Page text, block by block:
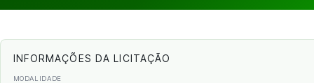
INFORMAÇÕES DA LICITAÇÃO
MODALIDADE